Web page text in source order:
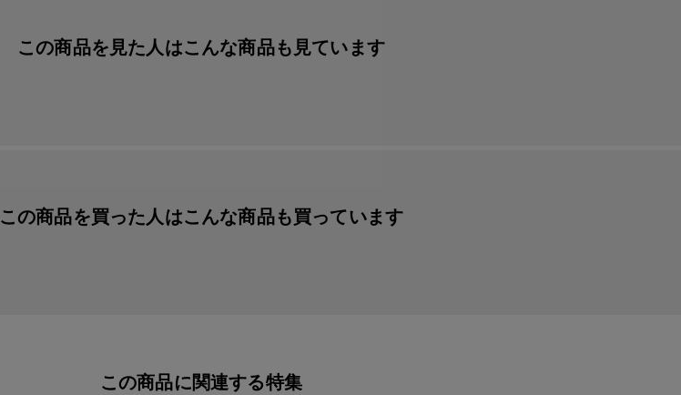
この商品を見た人はこんな商品も見ています
この商品を買った人はこんな商品も買っています
この商品に関連する特集